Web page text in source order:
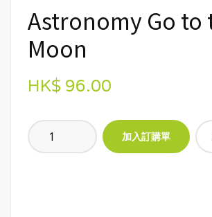
Astronomy Go to
Moon
HK$ 96.00